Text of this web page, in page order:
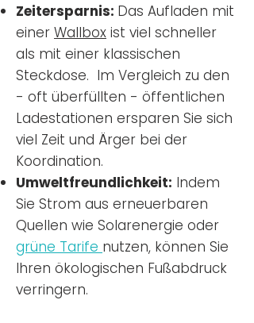
Zeitersparnis: Das Aufladen mit
einer Wallbox ist viel schneller
als mit einer klassischen
Steckdose. Im Vergleich zu den
- oft überfüllten - öffentlichen
Ladestationen ersparen Sie sich
viel Zeit und Ärger bei der
Koordination.
Umweltfreundlichkeit: Indem
Sie Strom aus erneuerbaren
Quellen wie Solarenergie oder
grüne Tarife nutzen, können Sie
Ihren ökologischen Fußabdruck
verringern.